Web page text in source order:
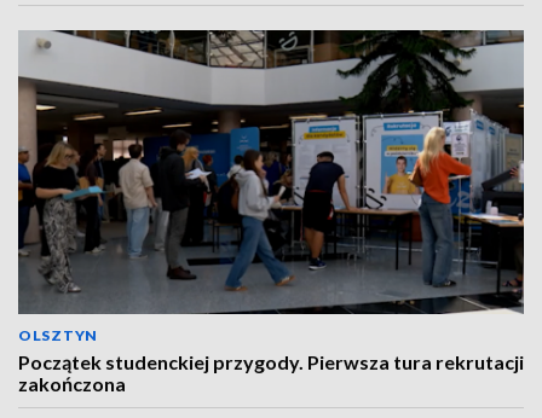
OLSZTYN
Początek studenckiej przygody. Pierwsza tura rekrutacji
zakończona